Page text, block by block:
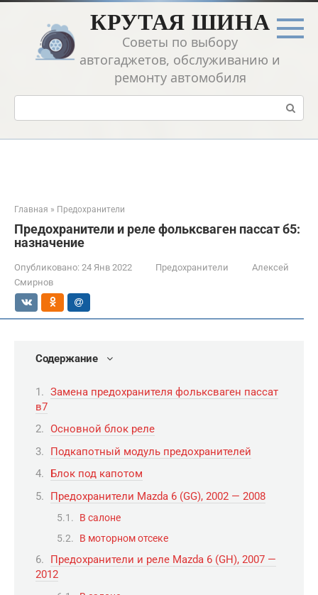
Перейти
контенту
КРУТАЯ ШИНА
Советы по выбору
автогаджетов, обслуживанию и
ремонту автомобиля
Поиск:
Главная » Предохранители
Предохранители и реле фольксваген пассат б5:
назначение
Опубликовано: 24 Янв 2022 Предохранители
Алексей
Смирнов
Содержание
Замена предохранителя фольксваген пассат
в7
Основной блок реле
Подкапотный модуль предохранителей
Блок под капотом
Предохранители Mazda 6 (GG), 2002 — 2008
В салоне
В моторном отсеке
Предохранители и реле Mazda 6 (GH), 2007 —
2012